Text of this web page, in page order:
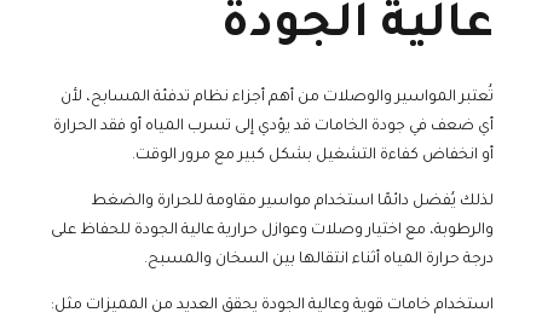
عالية الجودة
تُعتبر المواسير والوصلات من أهم أجزاء نظام تدفئة المسابح، لأن
أي ضعف في جودة الخامات قد يؤدي إلى تسرب المياه أو فقد الحرارة
أو انخفاض كفاءة التشغيل بشكل كبير مع مرور الوقت.
لذلك يُفضل دائمًا استخدام مواسير مقاومة للحرارة والضغط
والرطوبة، مع اختيار وصلات وعوازل حرارية عالية الجودة للحفاظ على
درجة حرارة المياه أثناء انتقالها بين السخان والمسبح.
استخدام خامات قوية وعالية الجودة يحقق العديد من المميزات مثل: